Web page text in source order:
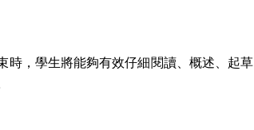
時，學生將能夠有效仔細閱讀、概述、起草